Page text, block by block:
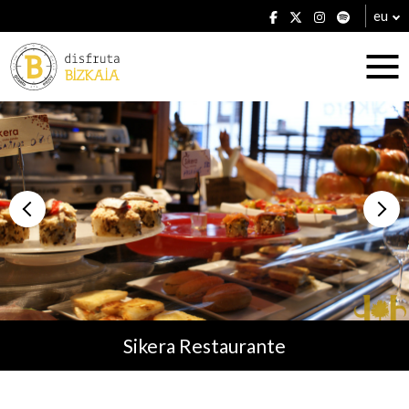
eu
Ostatuak
Jatetxeak
Planak
Sikera Restaurante